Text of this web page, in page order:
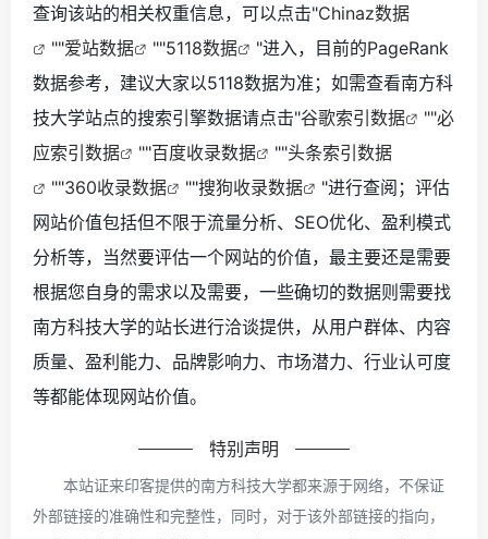
查询该站的相关权重信息，可以点击"Chinaz数据
""爱站数据 ""5118数据
"进入，目前的PageRank
数据参考，建议大家以5118数据为准；如需查看南方科
技大学站点的搜索引擎数据请点击"谷歌索引数据 ""必
应索引数据
""百度收录数据 ""头条索引数据
""360收录数据 ""搜狗收录数据
"进行查阅；评估
网站价值包括但不限于流量分析、SEO优化、盈利模式
分析等，当然要评估一个网站的价值，最主要还是需要
根据您自身的需求以及需要，一些确切的数据则需要找
南方科技大学的站长进行洽谈提供，从用户群体、内容
质量、盈利能力、品牌影响力、市场潜力、行业认可度
等都能体现网站价值。
特别声明
本站证来印客提供的南方科技大学都来源于网络，不保证
外部链接的准确性和完整性，同时，对于该外部链接的指向，